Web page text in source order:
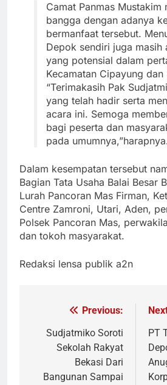
Camat Panmas Mustakim
bangga dengan adanya
bermanfaat tersebut.
Depok sendiri juga masih
yang potensial dalam
Kecamatan Cipayung dan
“Terimakasih Pak
yang telah hadir serta
acara ini. Semoga
bagi peserta dan
pada
Dalam kesempatan tersebut
Bagian Tata Usaha Balai Besar
Lurah Pancoran Mas Firman,
Centre Zamroni, Utari, Aden,
Polsek Pancoran Mas,
dan tokoh masyarakat.
Redaksi lensa publik a2n
Navigasi
pos
Previous:
Sudjatmiko Soroti
Sekolah Rakyat
Bekasi Dari
Bangunan Sampai
PT